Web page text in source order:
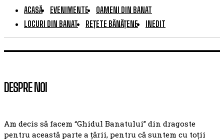
ACASĂ EVENIMENTE
OAMENI DIN BANAT
LOCURI DIN BANAT
REȚETE BĂNĂȚENE INEDIT
DESPRE NOI
Am decis să facem “Ghidul Banatului” din dragoste
pentru această parte a țării, pentru că suntem cu toții